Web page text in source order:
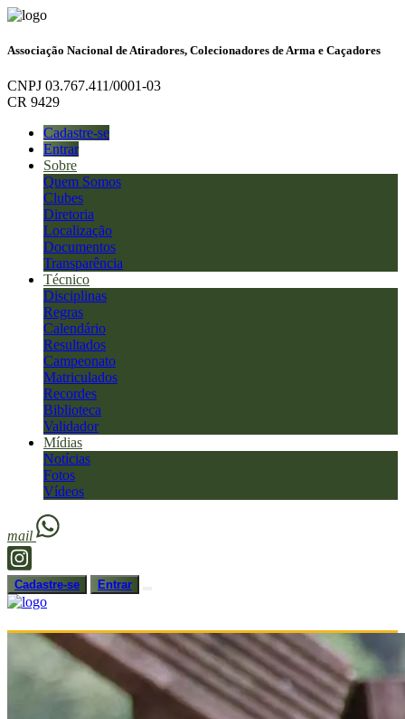
Associação Nacional de Atiradores, Colecionadores de Arma e Caçadores
CNPJ 03.767.411/0001-03
CR 9429
Cadastre-se
Entrar
Sobre
Quem Somos
Clubes
Diretoria
Localização
Documentos
Transparência
Técnico
Disciplinas
Regras
Calendário
Resultados
Campeonato
Matriculados
Recordes
Biblioteca
Validador
Mídias
Notícias
Fotos
Vídeos
mail
Cadastre-se Entrar